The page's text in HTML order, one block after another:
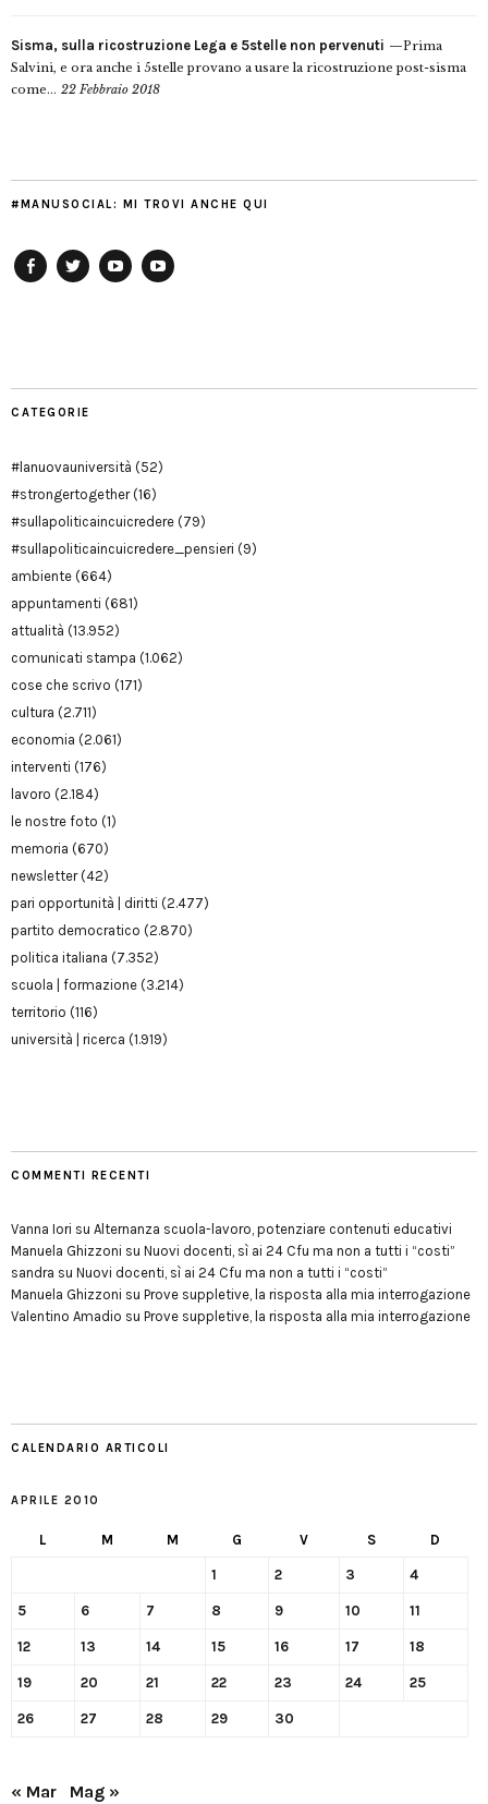
Sisma, sulla ricostruzione Lega e 5stelle non pervenuti
Prima
Salvini, e ora anche i 5stelle provano a usare la ricostruzione post-sisma
come... 22 Febbraio 2018
#MANUSOCIAL: MI TROVI ANCHE QUI
CATEGORIE
#lanuovauniversità (52)
#strongertogether(16)
#sullapoliticaincuicredere (79)
#sullapoliticaincuicredere_pensieri (9)
ambiente (664)
appuntamenti (681)
attualità (13.952)
comunicati stampa (1.062)
cose che scrivo (171)
cultura (2.711)
economia (2.061)
interventi (176)
lavoro (2.184)
le nostre foto (1)
memoria (670)
newsletter(42)
pari opportunità | diritti (2.477)
partito democratico (2.870)
politica italiana (7.352)
scuola | formazione (3.214)
territorio (116)
università | ricerca (1.919)
COMMENTI RECENTI
Vanna Iori su Alternanza scuola-lavoro, potenziare contenuti educativi
Manuela Ghizzoni su Nuovi docenti, sì ai 24 Cfu ma non a tutti i “costi”
sandra su Nuovi docenti, sì ai 24 Cfu ma non a tutti i “costi”
Manuela Ghizzoni su Prove suppletive, la risposta alla mia interrogazione
Valentino Amadio su Prove suppletive, la risposta alla mia interrogazione
CALENDARIO ARTICOLI
APRILE 2010
L M M G V S D
1 2 3 4
5 6 7 8 9 10 11
12 13 14 15 16 17 18
19 20 21 22 23 24 25
26 27 28 29 30
« Mar Mag »